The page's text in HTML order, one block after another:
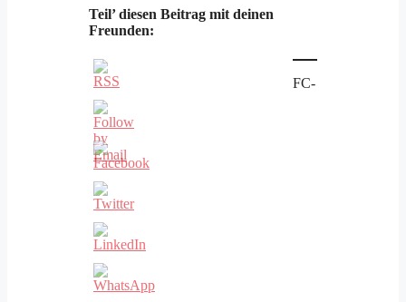
Teil’ diesen Beitrag mit deinen
Freunden:
FC-